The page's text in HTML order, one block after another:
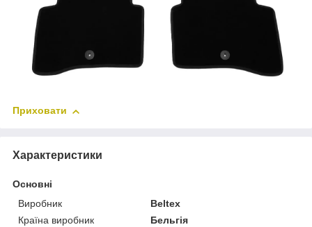
Приховати
Характеристики
Основні
Виробник
Beltex
Країна виробник
Бельгія